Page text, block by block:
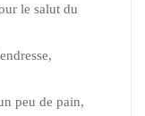
le salut du
peu de pain,